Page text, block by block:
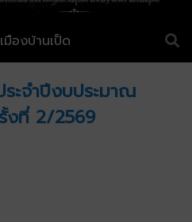
มืองบ้านเป็ด
ะจำปีงบประมาณ
งที่ 2/2569